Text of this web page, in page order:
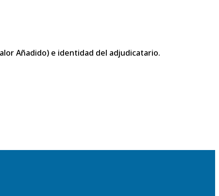
Añadido) e identidad del adjudicatario.